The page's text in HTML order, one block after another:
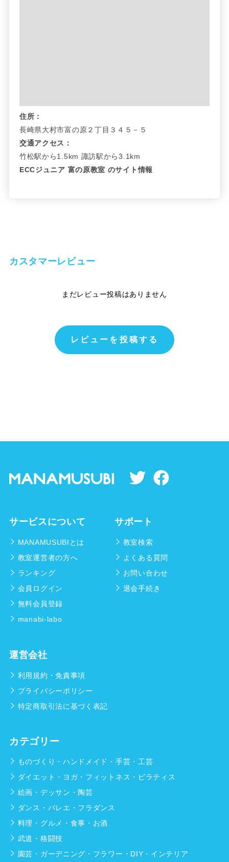
住所：
長崎県大村市富の原２丁目３４５－５
交通アクセス：
竹松駅から1.5km 諏訪駅から3.1km
ECCジュニア 富の原教室 のサイト情報
カスタマーレビュー
まだレビュー投稿はありません
レビューを投稿する
サービスについて
MANAMUSUBIとは
教室運営者の方へ
ランキング
会員ログイン
無料会員登録
manabi-labo
サポート
教室検索
よくある質問
お問い合わせ
退会手続き
運営会社
利用規約・免責事項
プライバシーポリシー
特定商取引法に基づく表記
カテゴリー
ものづくり・ハンドメイド・手芸・工芸
ダイエット・ヨガ・フィットネス・ピラティス
絵画・デッサン・陶芸
ダンス・バレエ・フラダンス
料理・グルメ・食事・お酒
武道・格闘技
園芸・ガーデニング・フラワー・DIY・インテリア